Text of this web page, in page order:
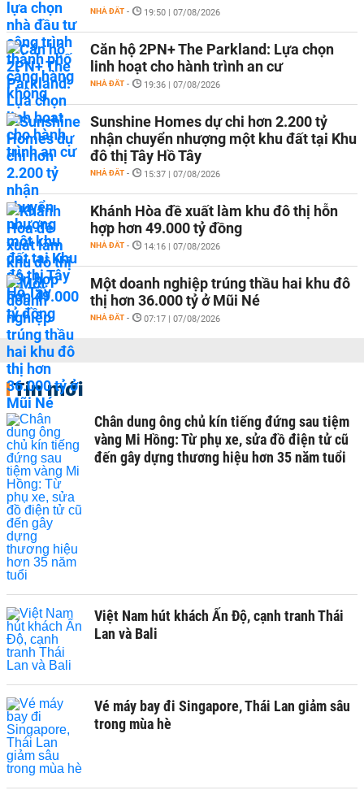
NHÀ ĐẤT - 19:50 | 07/08/2026
Căn hộ 2PN+ The Parkland: Lựa chọn
linh hoạt cho hành trình an cư
NHÀ ĐẤT - 19:36 | 07/08/2026
Sunshine Homes dự chi hơn 2.200 tỷ
nhận chuyển nhượng một khu đất tại Khu
đô thị Tây Hồ Tây
NHÀ ĐẤT - 15:37 | 07/08/2026
Khánh Hòa đề xuất làm khu đô thị hỗn
hợp hơn 49.000 tỷ đồng
NHÀ ĐẤT - 14:16 | 07/08/2026
Một doanh nghiệp trúng thầu hai khu đô
thị hơn 36.000 tỷ ở Mũi Né
NHÀ ĐẤT - 07:17 | 07/08/2026
Tin mới
Chân dung ông chủ kín tiếng đứng sau tiệm
vàng Mi Hồng: Từ phụ xe, sửa đồ điện tử cũ
đến gây dựng thương hiệu hơn 35 năm tuổi
Việt Nam hút khách Ấn Độ, cạnh tranh Thái
Lan và Bali
Vé máy bay đi Singapore, Thái Lan giảm sâu
trong mùa hè